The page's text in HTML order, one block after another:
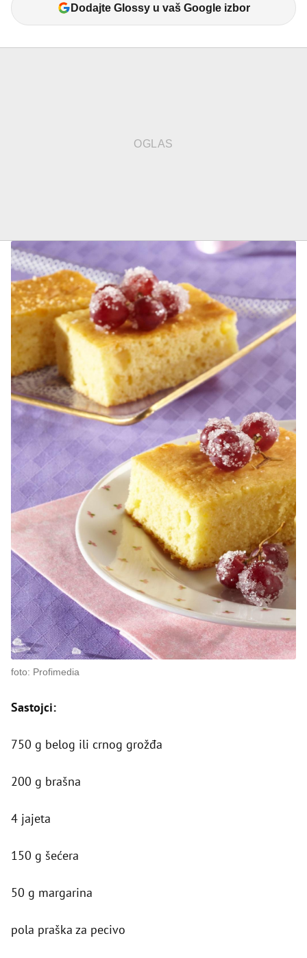
Dodajte Glossy u vaš Google izbor
foto: Profimedia
Sastojci:
750 g belog ili crnog grožđa
200 g brašna
4 jajeta
150 g šećera
50 g margarina
pola praška za pecivo